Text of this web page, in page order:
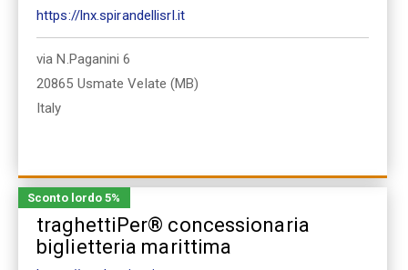
https://lnx.spirandellisrl.it
via N.Paganini 6
20865 Usmate Velate (MB)
Italy
Sconto lordo 5%
traghettiPer® concessionaria
biglietteria marittima